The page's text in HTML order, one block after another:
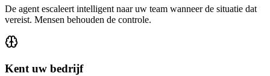
De agent escaleert intelligent naar uw team wanneer de situatie dat
vereist. Mensen behouden de controle.
Kent uw bedrijf